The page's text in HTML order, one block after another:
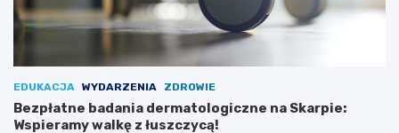
EDUKACJA WYDARZENIA ZDROWIE
Bezpłatne badania dermatologiczne na Skarpie:
Wspieramy walkę z łuszczycą!